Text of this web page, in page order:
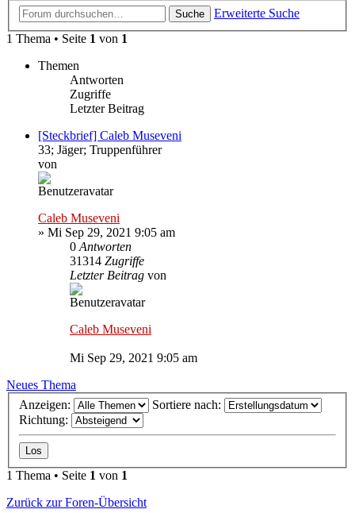
Suche
Erweiterte Suche
1 Thema • Seite 1 von 1
Themen
Antworten
Zugriffe
Letzter Beitrag
[Steckbrief] Caleb Museveni
33; Jäger; Truppenführer
von
Caleb Museveni
» Mi Sep 29, 2021 9:05 am
0 Antworten
31314 Zugriffe
Letzter Beitrag von
Caleb Museveni
Mi Sep 29, 2021 9:05 am
Neues Thema
Anzeigen:
Sortiere nach:
Richtung:
1 Thema • Seite 1 von 1
Zurück zur Foren-Übersicht